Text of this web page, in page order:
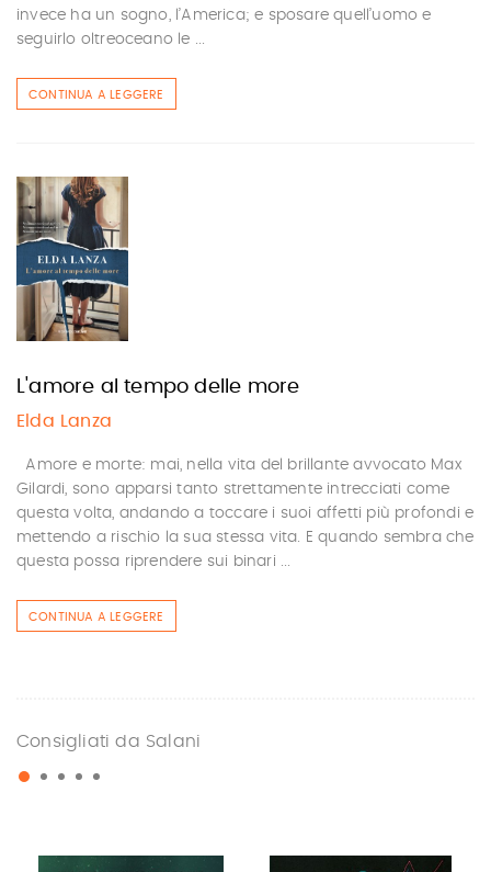
invece ha un sogno, l’America; e sposare quell’uomo e
seguirlo oltreoceano le ...
CONTINUA A LEGGERE
L'amore al tempo delle more
Elda Lanza
Amore e morte: mai, nella vita del brillante avvocato Max
Gilardi, sono apparsi tanto strettamente intrecciati come
questa volta, andando a toccare i suoi affetti più profondi e
mettendo a rischio la sua stessa vita. E quando sembra che
questa possa riprendere sui binari ...
CONTINUA A LEGGERE
Consigliati da Salani